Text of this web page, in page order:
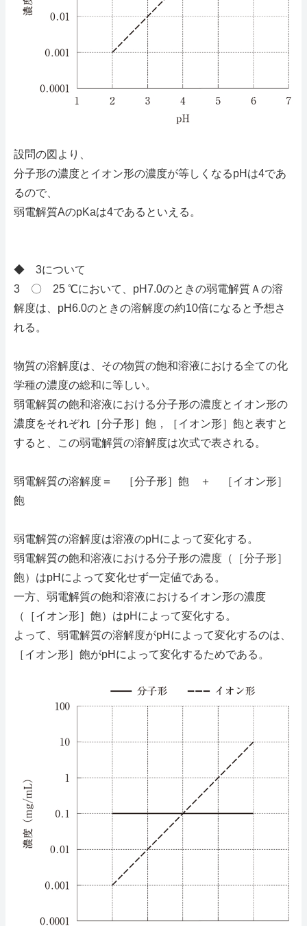
設問の図より、
分子形の濃度とイオン形の濃度が等しくなるpHは4であ
るので、
弱電解質AのpKaは4であるといえる。
◆ 3について
3 〇 25 ℃において、pH7.0のときの弱電解質Ａの溶
解度は、pH6.0のときの溶解度の約10倍になると予想さ
れる。
物質の溶解度は、その物質の飽和溶液における全ての化
学種の濃度の総和に等しい。
弱電解質の飽和溶液における分子形の濃度とイオン形の
濃度をそれぞれ［分子形］飽，［イオン形］飽と表すと
すると、この弱電解質の溶解度は次式で表される。
弱電解質の溶解度＝ ［分子形］飽 ＋ ［イオン形］
飽
弱電解質の溶解度は溶液のpHによって変化する。
弱電解質の飽和溶液における分子形の濃度（［分子形］
飽）はpHによって変化せず一定値である。
一方、弱電解質の飽和溶液におけるイオン形の濃度
（［イオン形］飽）はpHによって変化する。
よって、弱電解質の溶解度がpHによって変化するのは、
［イオン形］飽がpHによって変化するためである。